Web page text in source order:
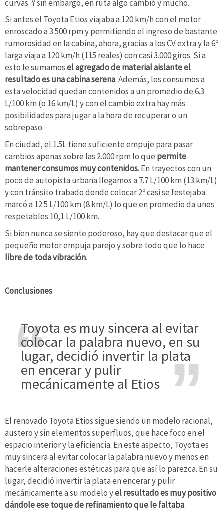
curvas. Y sin embargo, en ruta algo cambió y mucho.
Si antes el Toyota Etios viajaba a 120 km/h con el motor
enroscado a 3.500 rpm y permitiendo el ingreso de bastante
rumorosidad en la cabina, ahora, gracias a los CV extra y la 6º
larga viaja a 120 km/h (115 reales) con casi 3.000 giros. Si a
esto le sumamosel agregado de material aislante el
resultado es una cabina serena. Además, los consumos a
esta velocidad quedan contenidos a un promedio de 6.3
L/100 km (o 16 km/L) y con el cambio extra hay más
posibilidades para jugar a la hora de recuperar o un
sobrepaso.
En ciudad, el 1.5L tiene suficiente empuje para pasar
cambios apenas sobre las 2.000 rpm lo que permite
mantener consumos muy contenidos. En trayectos con un
poco de autopista urbana llegamos a 7.7 L/100 km (13 km/L)
y con tránsito trabado donde colocar 2º casi se festejaba
marcó a 12.5 L/100 km (8 km/L) lo que en promedio da unos
respetables 10,1 L/100 km.
Si bien nunca se siente poderoso, hay que destacar que el
pequeño motor empuja parejo y sobre todo que lo hace
libre de toda vibración.
Conclusiones
Toyota es muy sincera al evitar
colocar la palabra nuevo, en su
lugar, decidió invertir la plata
en encerar y pulir
mecánicamente al Etios
El renovado Toyota Etios sigue siendo un modelo racional,
austero y sin elementos superfluos, que hace foco en el
espacio interior y la eficiencia. En este aspecto, Toyota es
muy sincera al evitar colocar la palabra nuevo y menos en
hacerle alteraciones estéticas para que así lo parezca. En su
lugar, decidió invertir la plata en encerar y pulir
mecánicamente a su modelo yel resultado es muy positivo
dándole ese toque de refinamiento que le faltaba.